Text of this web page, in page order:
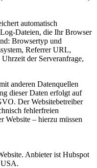
automatisch
Dateien, die Ihr Browser
Browsertyp und
Referrer URL,
der Serveranfrage,
anderen Datenquellen
dieser Daten erfolgt auf
Der Websitebetreiber
fehlerfreien
Website – hierzu müssen
Anbieter ist Hubspot